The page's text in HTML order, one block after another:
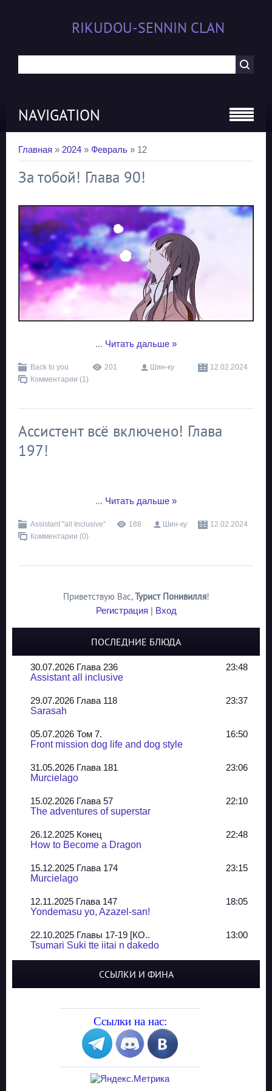
RIKUDOU-SENNIN CLAN
NAVIGATION
Главная » 2024 » Февраль » 12
За тобой! Глава 90!
... Читать дальше »
Back to you 201 Шин-ку
12.02.2024
Комментарии (1)
Ассистент всё включено! Глава
197!
... Читать дальше »
Assistant "all Inclusive" 188 Шин-ку
12.02.2024
Комментарии (0)
Приветствую Вас,Турист Понивилля!
Регистрация | Вход
ПОСЛЕДНИЕ БЛЮДА
30.07.2026 Глава 236
23:48
Assistant all inclusive
29.07.2026 Глава 118
23:37
Sarasah
05.07.2026 Том 7.
16:50
Front mission dog life and dog style
31.05.2026 Глава 181
23:06
Murcielago
15.02.2026 Глава 57
22:10
The adventures of superstar
26.12.2025 Конец
22:48
How to Become a Dragon
15.12.2025 Глава 174
23:15
Murcielago
12.11.2025 Глава 147
18:05
Yondemasu yo, Azazel-san!
22.10.2025 Главы 17-19 [КО..
13:00
Tsumari Suki tte iitai n dakedo
Yozakura Shijuusou
08.08.2025 Глава 50
A Compendium of Ghosts
29.07.2025 Shirokuro
ССЫЛКИ И ФИНА
Ссылки на нас: